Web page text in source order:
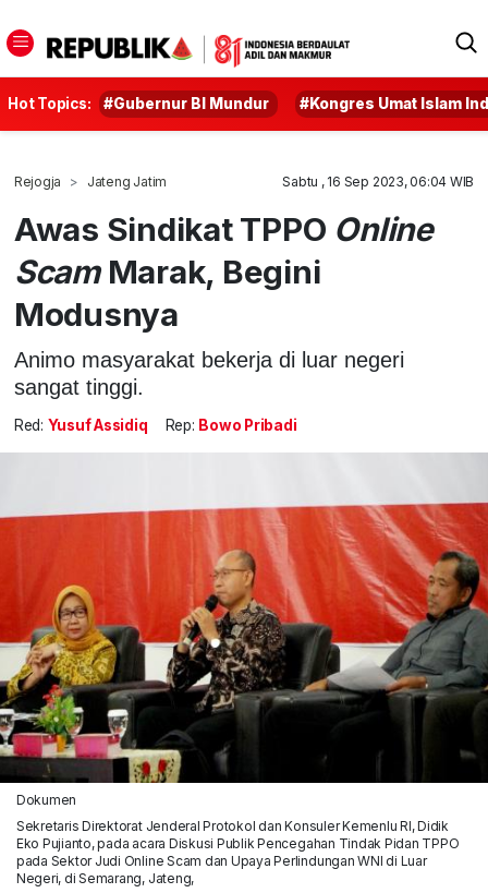
Hot Topics: #Gubernur BI Mundur #Kongres Umat Islam
Rejogja Jateng Jatim Sabtu , 16 Sep 2023, 06:04 WIB
Awas Sindikat TPPO Online
ScamMarak, Begini
Modusnya
Animo masyarakat bekerja di luar negeri
sangat tinggi.
Red: Yusuf Assidiq Rep: Bowo Pribadi
Dokumen
Sekretaris Direktorat Jenderal Protokol dan Konsuler Kemenlu RI, Didik
Eko Pujianto, pada acara Diskusi Publik Pencegahan Tindak Pidan TPPO
pada Sektor Judi Online Scam dan Upaya Perlindungan WNI di Luar
Negeri, di Semarang, Jateng,